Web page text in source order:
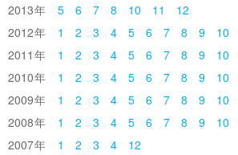
2013
5 6 7 8 10 11
12
2012
1 2 3 4 5 6 7 8 9 10
2011
1 2 3 4 5 6 7 8 9 10
2010
1 2 3 4 5 6 7 8 9 10
2009
1 2 3 4 5 6 7 8 9 10
2008
1 2 3 4 5 6 7 8 9 10
2007
1 2 3 4 12